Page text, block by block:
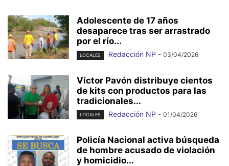
Adolescente de 17 años
desaparece tras ser arrastrado
por el río...
LOCALES Redacción NP - 03/04/2026
Víctor Pavón distribuye cientos
de kits con productos para las
tradicionales...
LOCALES Redacción NP - 01/04/2026
Policía Nacional activa búsqueda
de hombre acusado de violación
y homicidio...